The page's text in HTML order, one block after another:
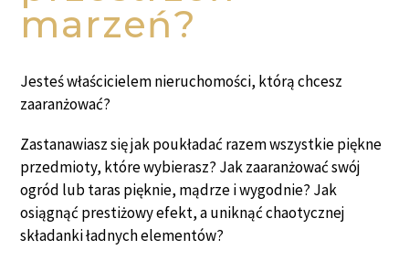
marzeń?
Jesteś właścicielem nieruchomości, którą chcesz
zaaranżować?
Zastanawiasz się jak poukładać razem wszystkie piękne
przedmioty, które wybierasz? Jak zaaranżować swój
ogród lub taras pięknie, mądrze i wygodnie? Jak
osiągnąć prestiżowy efekt, a uniknąć chaotycznej
składanki ładnych elementów?